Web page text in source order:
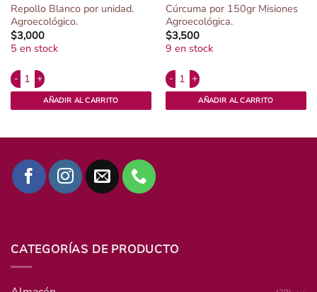
Repollo Blanco por unidad.
Agroecológico.
$3,000
5 en stock
Repollo Blanco por unidad. Agroecológico. cantidad
AÑADIR AL CARRITO
Cúrcuma por 150gr Misiones
Agroecológica.
$3,500
9 en stock
Cúrcuma por 150gr Misiones
AÑADIR AL CARRITO
cantidad
CATEGORÍAS DE PRODUCTO